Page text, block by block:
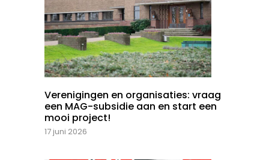
Verenigingen en organisaties: vraag
een MAG-subsidie aan en start een
mooi project!
17 juni 2026